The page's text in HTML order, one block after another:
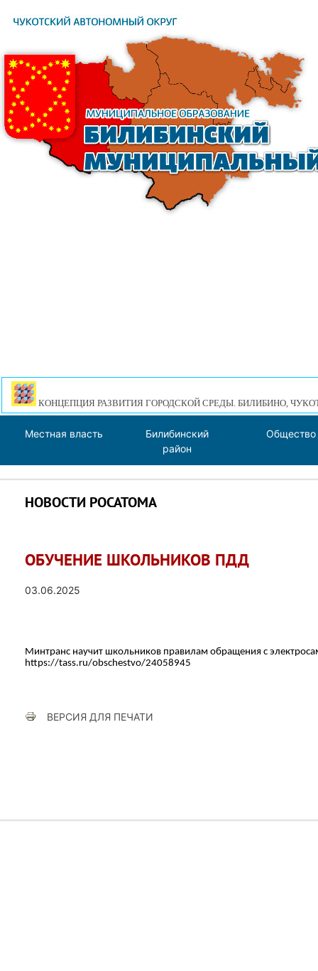
КОНЦЕПЦИЯ РАЗВИТИЯ ГОРОДСКОЙ СРЕДЫ. БИЛИБИНО,
Местная власть
Билибинский
район
Общество
НОВОСТИ РОСАТОМА
ОБУЧЕНИЕ ШКОЛЬНИКОВ ПДД
03.06.2025
Минтранс научит школьников правилам обращения с
https://tass.ru/obschestvo/24058945
ВЕРСИЯ ДЛЯ ПЕЧАТИ